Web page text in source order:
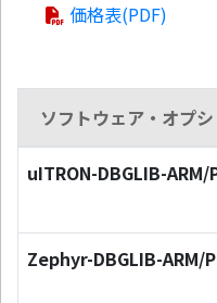
価格表(PDF)
ソフトウェア・オプ
uITRON-DBGLIB-ARM/
Zephyr-DBGLIB-ARM/